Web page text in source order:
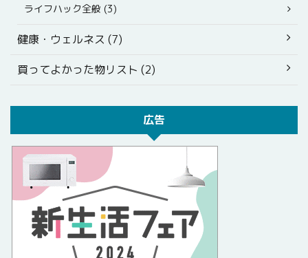
ライフハック全般 (3)
健康・ウェルネス (7)
買ってよかった物リスト (2)
広告